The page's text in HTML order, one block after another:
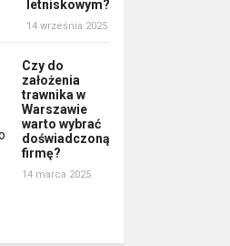
letniskowym?
14 września 2025
Czy do
założenia
trawnika w
Warszawie
warto wybrać
doświadczoną
firmę?
14 marca 2025